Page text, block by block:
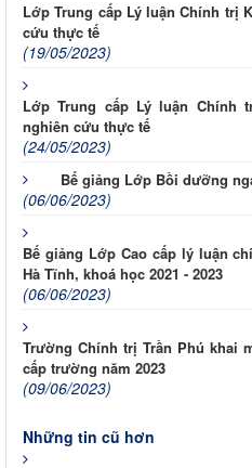
Lớp Trung cấp Lý luận Chính trị
cứu thực tế
(19/05/2023)
Lớp Trung cấp Lý luận Chính
nghiên cứu thực tế
(24/05/2023)
Bế giảng Lớp Bồi dưỡng
(06/06/2023)
Bế giảng Lớp Cao cấp lý luận
Hà Tĩnh, khoá học 2021 - 2023
(06/06/2023)
Trường Chính trị Trần Phú khai
cấp trường năm 2023
(09/06/2023)
Những tin cũ hơn